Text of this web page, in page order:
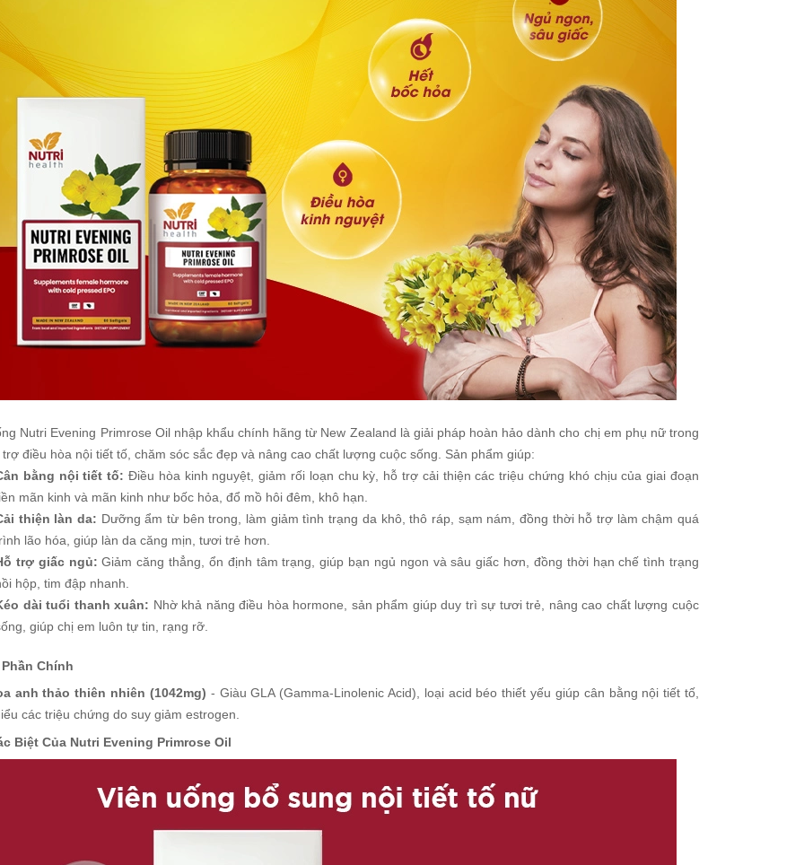
Nutri Evening Primrose Oil nhập khẩu chính hãng từ New Zealand là giải pháp hoàn hảo dành cho chị em phụ nữ trong
điều hòa nội tiết tố, chăm sóc sắc đẹp và nâng cao chất lượng cuộc sống. Sản phẩm giúp:
bằng nội tiết tố: Điều hòa kinh nguyệt, giảm rối loạn chu kỳ, hỗ trợ cải thiện các triệu chứng khó chịu của giai đoạn
mãn kinh và mãn kinh như bốc hỏa, đổ mồ hôi đêm, khô hạn.
thiện làn da: Dưỡng ẩm từ bên trong, làm giảm tình trạng da khô, thô ráp, sạm nám, đồng thời hỗ trợ làm chậm quá
lão hóa, giúp làn da căng mịn, tươi trẻ hơn.
trợ giấc ngủ: Giảm căng thẳng, ổn định tâm trạng, giúp bạn ngủ ngon và sâu giấc hơn, đồng thời hạn chế tình trạng
hộp, tim đập nhanh.
dài tuổi thanh xuân: Nhờ khả năng điều hòa hormone, sản phẩm giúp duy trì sự tươi trẻ, nâng cao chất lượng cuộc
giúp chị em luôn tự tin, rạng rỡ.
Chính
anh thảo thiên nhiên (1042mg) - Giàu GLA (Gamma-Linolenic Acid), loại acid béo thiết yếu giúp cân bằng nội tiết tố,
các triệu chứng do suy giảm estrogen.
Biệt Của Nutri Evening Primrose Oil